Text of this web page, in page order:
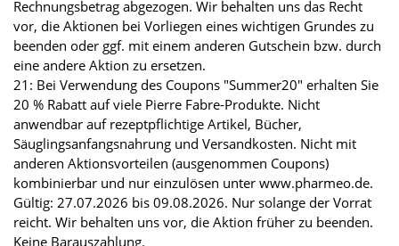
Rechnungsbetrag abgezogen. Wir behalten uns das Recht
vor, die Aktionen bei Vorliegen eines wichtigen Grundes zu
beenden oder ggf. mit einem anderen Gutschein bzw. durch
eine andere Aktion zu ersetzen.
21: Bei Verwendung des Coupons "Summer20" erhalten Sie
20 % Rabatt auf viele Pierre Fabre-Produkte. Nicht
anwendbar auf rezeptpflichtige Artikel, Bücher,
Säuglingsanfangsnahrung und Versandkosten. Nicht mit
anderen Aktionsvorteilen (ausgenommen Coupons)
kombinierbar und nur einzulösen unter www.pharmeo.de.
Gültig: 27.07.2026 bis 09.08.2026. Nur solange der Vorrat
reicht. Wir behalten uns vor, die Aktion früher zu beenden.
Keine Barauszahlung.